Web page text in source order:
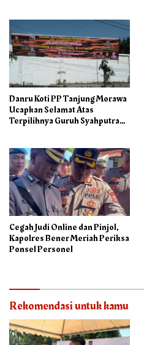
Danru Koti PP Tanjung Morawa
Ucapkan Selamat Atas
Terpilihnya Guruh Syahputra
Cegah Judi Online dan Pinjol,
Kapolres Bener Meriah Periksa
Ponsel Personel
Rekomendasi untuk kamu